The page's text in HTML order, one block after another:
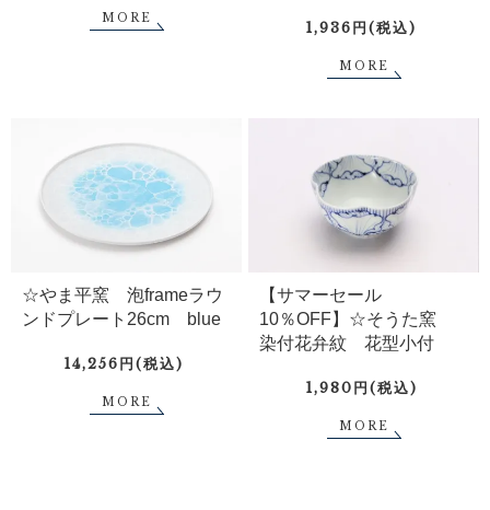
MORE
1,936円(税込)
MORE
☆やま平窯 泡frameラウ
ンドプレート26cm blue
14,256円(税込)
MORE
【サマーセール
10％OFF】☆そうた窯
染付花弁紋 花型小付
1,980円(税込)
MORE